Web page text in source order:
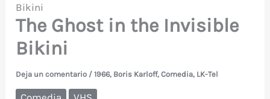
Bikini
The Ghost in the Invisible
Bikini
Deja un comentario /1966, Boris Karloff,Comedia, LK-Tel